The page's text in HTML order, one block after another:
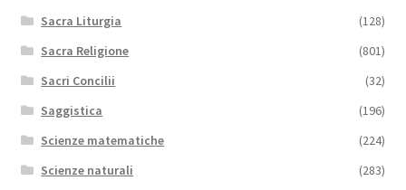
Sacra Liturgia
(128)
Sacra Religione
(801)
Sacri Concilii
(32)
Saggistica
(196)
Scienze matematiche
(224)
Scienze naturali
(283)